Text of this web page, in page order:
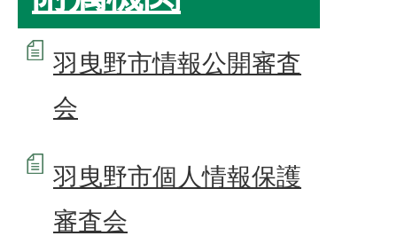
羽曳野市情報公開審査
会
羽曳野市個人情報保護
審査会